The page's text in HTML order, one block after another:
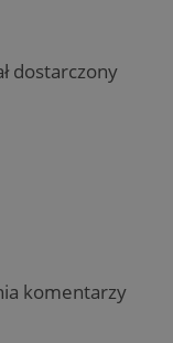
dostarczony
komentarzy